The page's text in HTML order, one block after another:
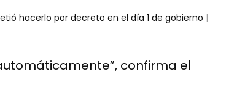
hacerlo por decreto en el día 1 de gobierno |
confirma el